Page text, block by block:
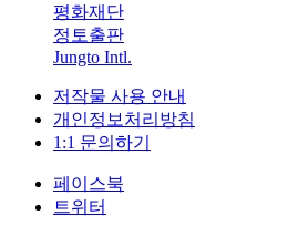
평화재단
정토출판
Jungto Intl.
저작물 사용 안내
개인정보처리방침
1:1 문의하기
페이스북
트위터